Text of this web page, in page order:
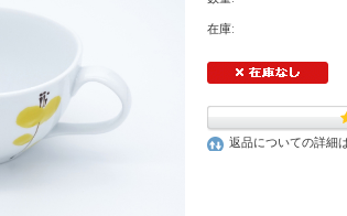
在庫:
返品についての詳細